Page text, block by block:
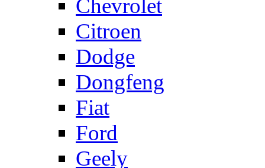
Chevrolet
Citroen
Dodge
Dongfeng
Fiat
Ford
Geely